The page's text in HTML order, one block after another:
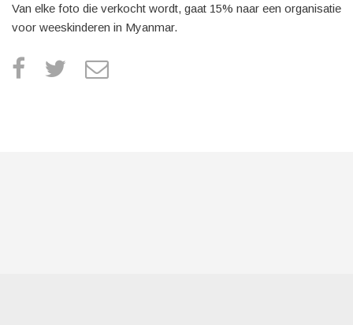
Van elke foto die verkocht wordt, gaat 15% naar een organisatie
voor weeskinderen in Myanmar.
facebook
twitter
e